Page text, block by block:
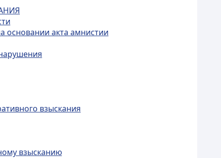
основании акта амнистии
взыскания
взысканию